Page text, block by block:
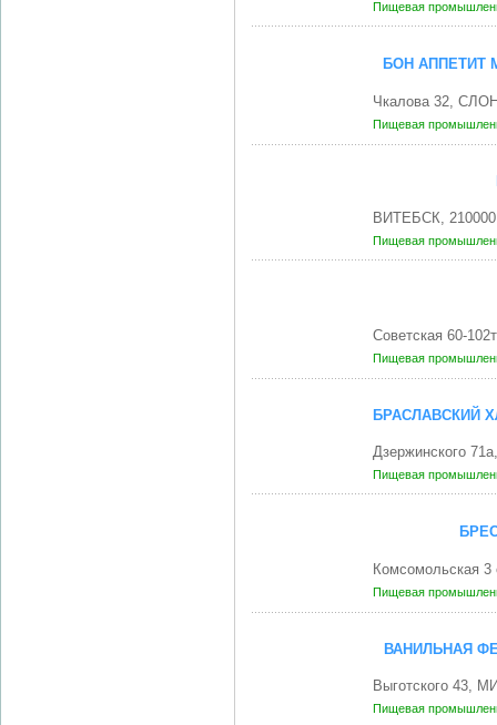
Пищевая
БОН АППЕТИТ
Чкалова 32,
Пищевая
ВИТЕБСК, 210000
Пищевая
Советская 60-
Пищевая
БРАСЛАВСКИЙ
Дзержинского
Пищевая
Комсомольская
Пищевая
ВАНИЛЬНАЯ
Выготского 43,
Пищевая